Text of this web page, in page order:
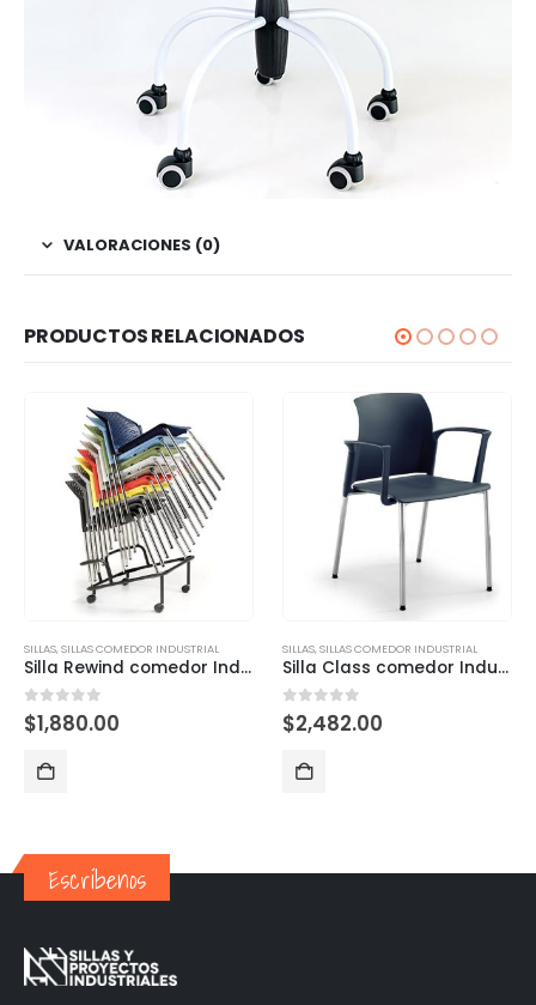
VALORACIONES (0)
PRODUCTOS RELACIONADOS
SILLAS,SILLAS COMEDOR INDUSTRIAL
Silla Rewind comedor Industrial Colores
0out of 5
$1,880.00
SILLAS,SILLAS COMEDOR INDUSTRIAL
Silla Class comedor Industrial con brazos
0 out of 5
$2,482.00
Escríbenos